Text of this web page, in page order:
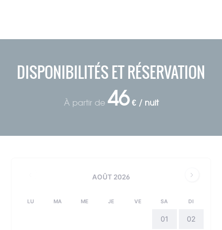
DISPONIBILITÉS ET RÉSERVATION
À partir de 46 € / nuit
AOÛT 2026
LU MA ME JE VE SA DI
01 02